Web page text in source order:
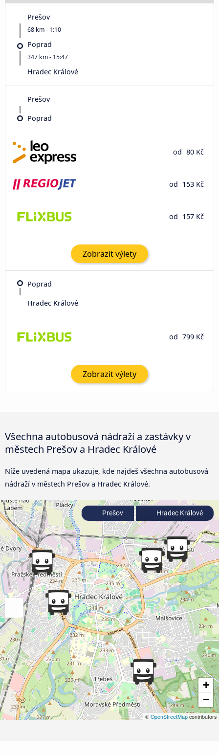
Prešov
68 km - 1:10
Poprad
347 km - 15:47
Hradec Králové
Prešov
Poprad
od 80 Kč
od 153 Kč
od 157 Kč
Zobrazit výlety
Poprad
Hradec Králové
od 799 Kč
Zobrazit výlety
Všechna autobusová nádraží a zastávky v
městech Prešov a Hradec Králové
Níže uvedená mapa ukazuje, kde najdeš všechna autobusová
nádraží v městech Prešov a Hradec Králové.
+
−
© OpenStreetMap contributors
Prešov Hradec Králové